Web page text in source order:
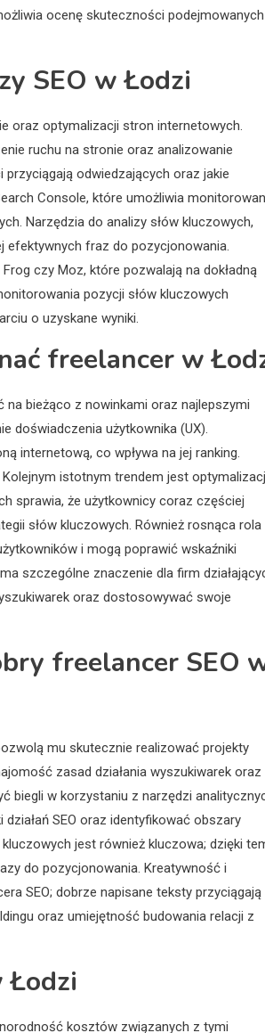
ocenę skuteczności podejmowanych
SEO w Łodzi
oraz optymalizacji stron internetowych.
ruchu na stronie oraz analizowanie
odwiedzających oraz jakie
Console, które umożliwia
Narzędzia do analizy słów kluczowych,
efektywnych fraz do pozycjonowania.
czy Moz, które pozwalają na dokładną
pozycji słów kluczowych
o uzyskane wyniki.
freelancer w
na bieżąco z nowinkami oraz najlepszymi
doświadczenia użytkownika (UX).
internetową, co wpływa na jej ranking.
istotnym trendem jest
sprawia, że użytkownicy coraz częściej
słów kluczowych. Również rosnąca rola
i mogą poprawić wskaźniki
szczególne znaczenie dla firm
oraz dostosowywać swoje
freelancer SEO
mu skutecznie realizować projekty
zasad działania wyszukiwarek oraz
biegli w korzystaniu z narzędzi
SEO oraz identyfikować obszary
jest również kluczowa; dzięki
do pozycjonowania. Kreatywność i
SEO; dobrze napisane teksty przyciągają
oraz umiejętność budowania relacji z
Łodzi
kosztów związanych z tymi